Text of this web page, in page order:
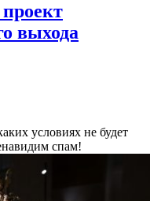
выхода
условиях не будет
спам!